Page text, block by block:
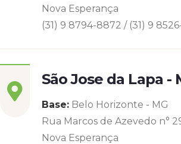
Nova Esperança
(31) 9 8794-8872 / (31) 9
São Jose da Lapa -
Base: Belo Horizonte - MG
Rua Marcos de Azevedo n°
Nova Esperança